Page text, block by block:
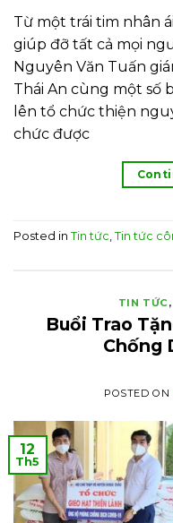
Từ một trái tim nhân
giúp đỡ tất cả mọi
Nguyên Văn Tuấn
Thái An cùng một số
lên tổ chức thiện
chức được
Posted in Tin tức Tin tức
TIN TỨC,
Buổi Trao
Chống
POSTED ON
12
Th5